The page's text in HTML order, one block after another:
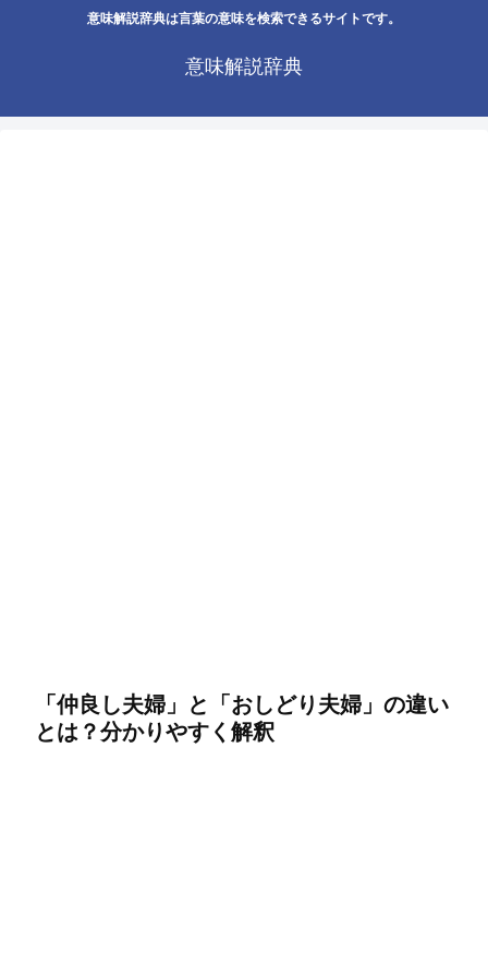
意味解説辞典は言葉の意味を検索できるサイトです。
意味解説辞典
「仲良し夫婦」と「おしどり夫婦」の違い
とは？分かりやすく解釈